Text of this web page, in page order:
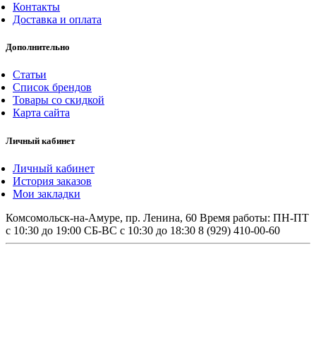
Контакты
Доставка и оплата
Дополнительно
Статьи
Список брендов
Товары со скидкой
Карта сайта
Личный кабинет
Личный кабинет
История заказов
Мои закладки
Комсомольск-на-Амуре, пр. Ленина, 60 Время работы: ПН-ПТ
с 10:30 до 19:00 СБ-ВС с 10:30 до 18:30 8 (929) 410-00-60